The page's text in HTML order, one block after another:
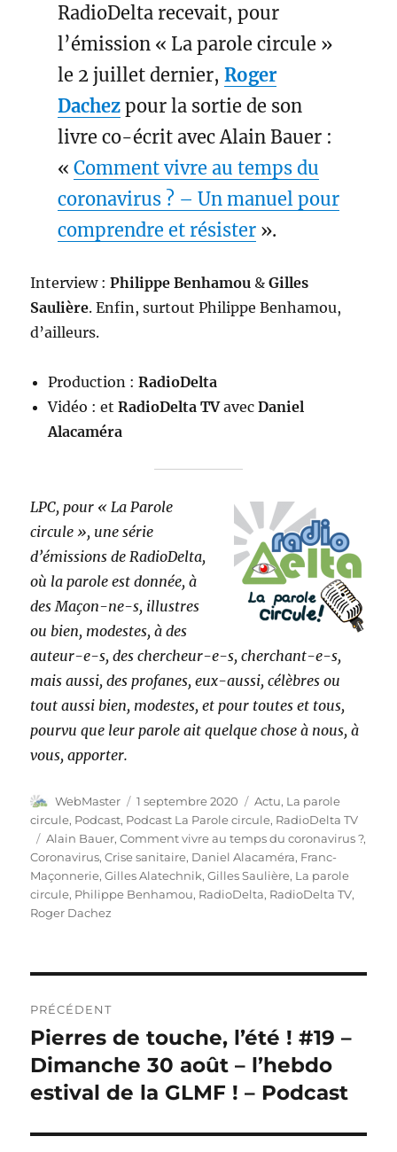
RadioDelta recevait, pour
l’émission « La parole circule »
le 2 juillet dernier, Roger
Dachezpour la sortie de son
livre co-écrit avec Alain Bauer :
« Comment vivre au temps du
coronavirus ? – Un manuel pour
comprendre et résister».
Interview :Philippe Benhamou &Gilles
Saulière. Enfin, surtout Philippe Benhamou,
d’ailleurs.
Production :RadioDelta
Vidéo : etRadioDelta TVavecDaniel
Alacaméra
LPC, pour « La Parole
circule », une série
d’émissions de RadioDelta,
où la parole est donnée, à
des Maçon-ne-s, illustres
ou bien, modestes, à des
auteur-e-s, des chercheur-e-s, cherchant-e-s,
mais aussi, des profanes, eux-aussi, célèbres ou
tout aussi bien, modestes, et pour toutes et tous,
pourvu que leur parole ait quelque chose à nous, à
vous, apporter.
Auteur
WebMaster
Publié
le
1 septembre 2020 Catégories
Actu, La parole
circule, Podcast, Podcast La Parole circule, RadioDelta TV
Étiquettes
Alain Bauer,Comment vivre au temps du coronavirus ?,
Coronavirus,Crise sanitaire, Daniel Alacaméra, Franc-
Maçonnerie,Gilles Alatechnik,Gilles Saulière, La parole
circule, Philippe Benhamou, RadioDelta, RadioDelta TV,
Roger Dachez
de
l’article
PRÉCÉDENT
Publication
précédente :
Pierres de touche, l’été ! #19 –
Dimanche 30 août – l’hebdo
estival de la GLMF ! – Podcast